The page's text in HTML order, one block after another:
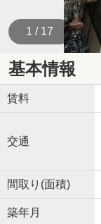
1 / 17
基本情報
賃料
交通
間取り(面積)
築年月